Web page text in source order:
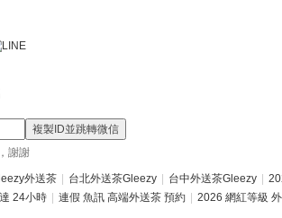
複製ID並跳轉微信
謝謝
外送茶 台北外送茶Gleezy 台中外送茶Gleezy
24小時 連假 魚訊 高端外送茶 預約 2026 網紅等級